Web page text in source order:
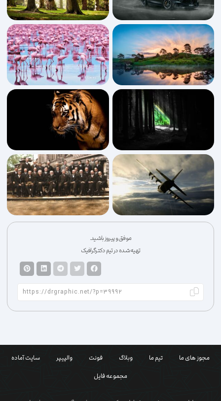
موفق و پیروز باشید.
تهیه شده در تیم دکترگرافیک
مجوز های ما تیم ما وبلاگ فونت والپیپر سایت آماده
مجموعه فایل